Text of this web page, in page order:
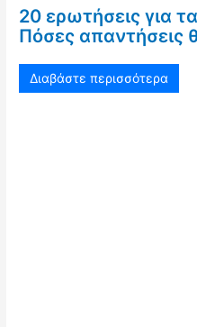
20 ερωτήσεις για
Πόσες απαντήσεις
Διαβάστε περισσότερα